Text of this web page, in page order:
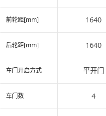
前轮距[mm]
后轮距[mm]
车门开启方式
车门数
1640
1640
平开门
4